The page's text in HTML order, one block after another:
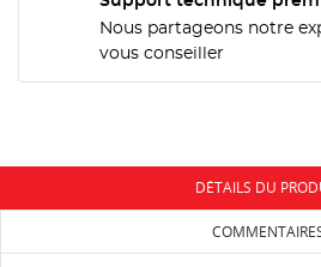
Nous partageons notre
vous conseiller
DÉTAILS DU
à votre liste d'envies.